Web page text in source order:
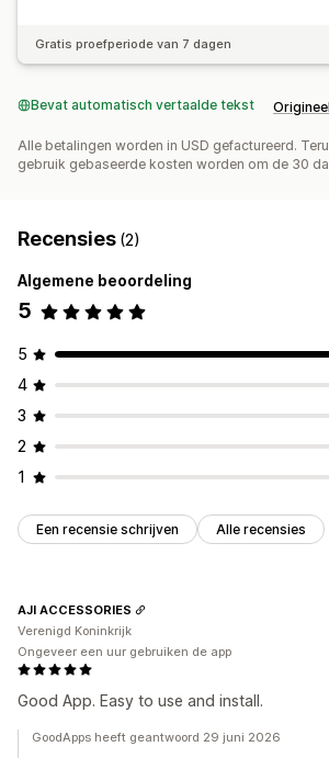
Gratis proefperiode van 7 dagen
Bevat automatisch vertaalde tekst
Alle betalingen worden in USD gefactureerd.
gebruik gebaseerde kosten worden om de 30
Recensies (2)
Algemene beoordeling
5
5
4
3
2
1
Een recensie schrijven Alle recensies
Good App. Easy to use and install.
AJI ACCESSORIES
Verenigd Koninkrijk
Ongeveer een uur gebruiken de app
GoodApps heeft geantwoord 29 juni 2026